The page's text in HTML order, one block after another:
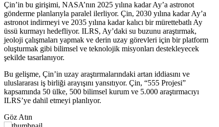
Çin’in bu girişimi, NASA’nın 2025 yılına kadar Ay’a astronot
gönderme planlarıyla paralel ilerliyor. Çin, 2030 yılına kadar Ay’a
astronot indirmeyi ve 2035 yılına kadar kalıcı bir mürettebatlı Ay
üssü kurmayı hedefliyor. ILRS, Ay’daki su buzunu araştırmak,
jeoloji çalışmaları yapmak ve derin uzay görevleri için bir platform
oluşturmak gibi bilimsel ve teknolojik misyonları destekleyecek
şekilde tasarlanıyor.
Bu gelişme, Çin’in uzay araştırmalarındaki artan iddiasını ve
uluslararası iş birliği arayışını yansıtıyor. Çin, “555 Projesi”
kapsamında 50 ülke, 500 bilimsel kurum ve 5.000 araştırmacıyı
ILRS’ye dahil etmeyi planlıyor.
Göz Atın